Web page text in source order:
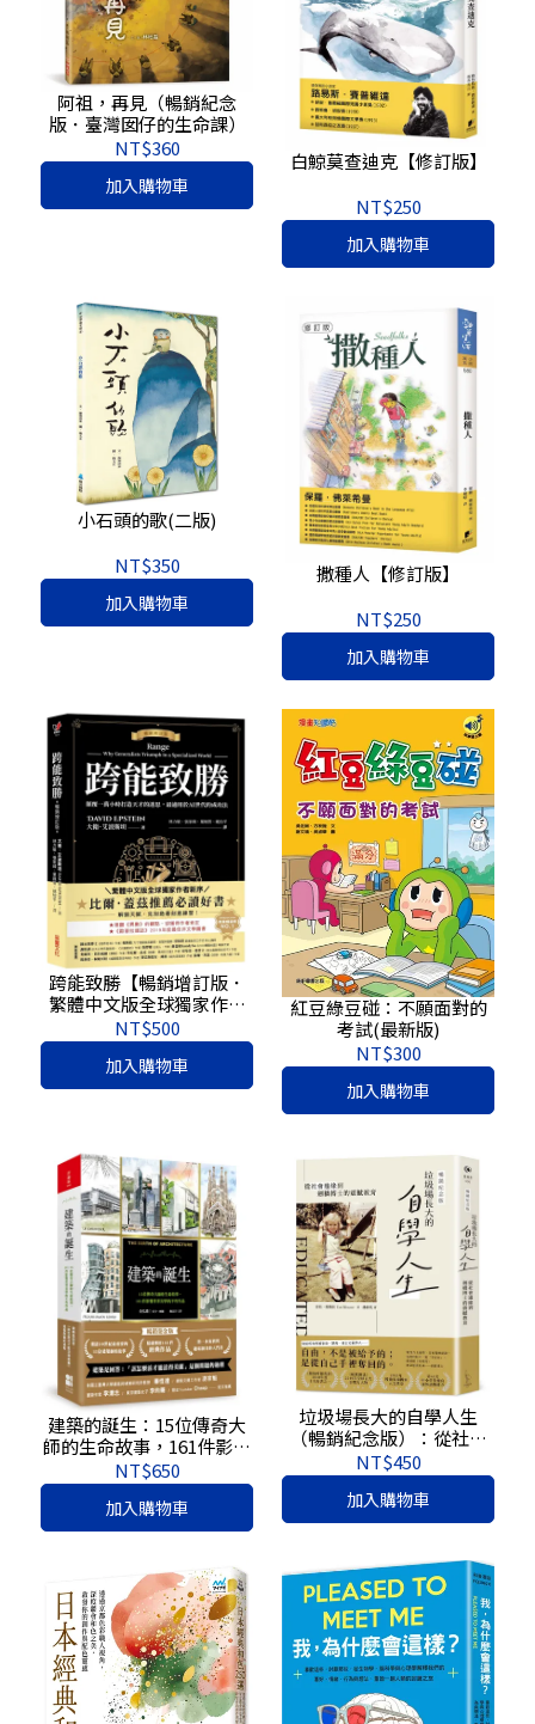
阿祖，再見（暢銷紀念
版．臺灣囡仔的生命課）
NT$360
加入購物車
白鯨莫查迪克【修訂版】
NT$250
加入購物車
小石頭的歌(二版)
NT$350
加入購物車
撒種人【修訂版】
NT$250
加入購物車
跨能致勝【暢銷增訂版．
繁體中文版全球獨家作者
新序】：顛覆一萬小時打
造天才的迷思，最適用於
AI世代的成功法
NT$500
加入購物車
紅豆綠豆碰：不願面對的
考試(最新版)
NT$300
加入購物車
建築的誕生：15位傳奇大
師的生命故事，161件影響
世界美學的不朽作品（暢
銷燙金版）
NT$650
加入購物車
垃圾場長大的自學人生
（暢銷紀念版）：從社會
邊緣到劍橋博士的震撼教
育
NT$450
加入購物車